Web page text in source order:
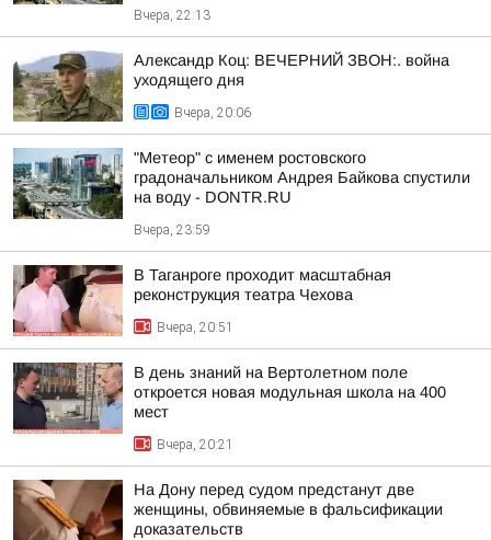
Вчера, 22:13
Александр Коц: ВЕЧЕРНИЙ ЗВОН:. война
уходящего дня
Вчера, 20:06
"Метеор" с именем ростовского
градоначальником Андрея Байкова спустили
на воду - DONTR.RU
Вчера, 23:59
В Таганроге проходит масштабная
реконструкция театра Чехова
Вчера, 20:51
В день знаний на Вертолетном поле
откроется новая модульная школа на 400
мест
Вчера, 20:21
На Дону перед судом предстанут две
женщины, обвиняемые в фальсификации
доказательств